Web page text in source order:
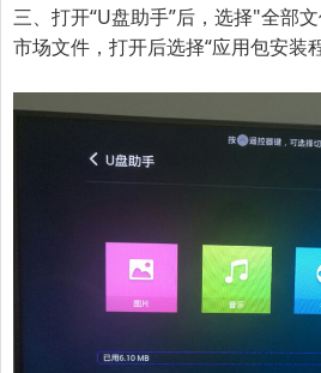
三、打开“U盘助手”后，选择"全部
市场文件，打开后选择“应用包安装